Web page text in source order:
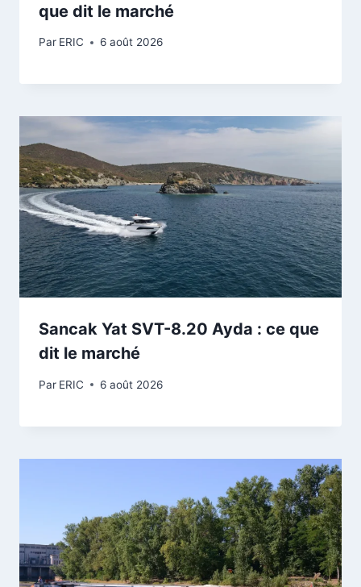
que dit le marché
Par ERIC 6 août 2026
Sancak Yat SVT-8.20 Ayda : ce que
dit le marché
Par ERIC 6 août 2026